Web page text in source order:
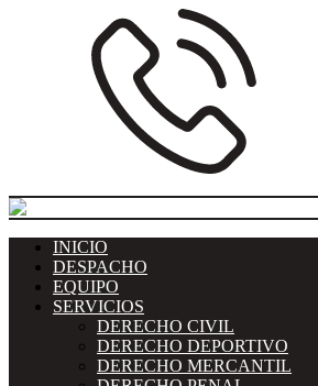
INICIO
DESPACHO
EQUIPO
SERVICIOS
DERECHO CIVIL
DERECHO DEPORTIVO
DERECHO MERCANTIL